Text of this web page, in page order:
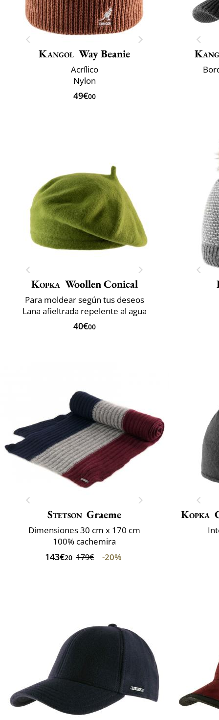
Kangol Way Beanie
Acrílico
Nylon
49€00
Kopka Woollen Conical
Para moldear según tus deseos
Lana afieltrada repelente al agua
40€00
Stetson Graeme
Dimensiones 30 cm x 170 cm
100% cachemira
143€20 179€ -20%
Kopka